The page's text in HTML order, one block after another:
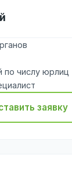
по числу юрлиц
заявку